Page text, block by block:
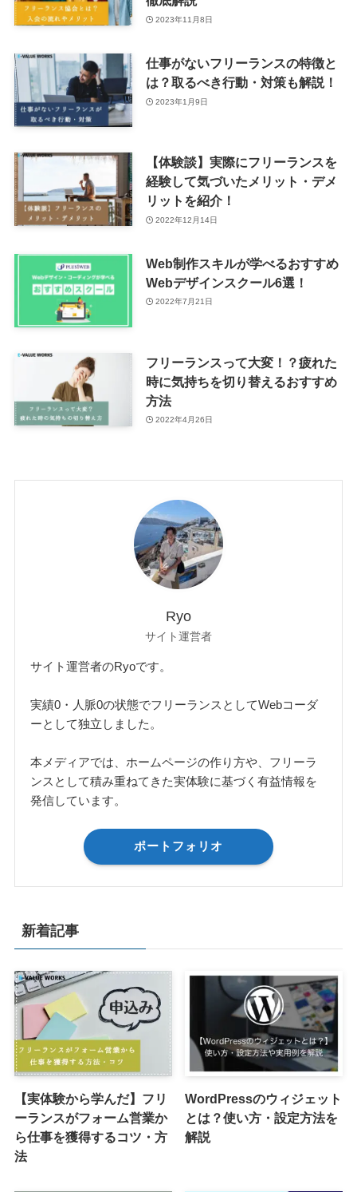
2023年11月8日
仕事がないフリーランスの特徴と
は？取るべき行動・対策も解説！
2023年1月9日
【体験談】実際にフリーランスを
経験して気づいたメリット・デメ
リットを紹介！
2022年12月14日
Web制作スキルが学べるおすすめ
Webデザインスクール6選！
2022年7月21日
フリーランスって大変！？疲れた
時に気持ちを切り替えるおすすめ
方法
2022年4月26日
Ryo
サイト運営者
サイト運営者のRyoです。
実績0・人脈0の状態でフリーランスとしてWebコーダ
ーとして独立しました。
本メディアでは、ホームページの作り方や、フリーラ
ンスとして積み重ねてきた実体験に基づく有益情報を
発信しています。
ポートフォリオ
新着記事
【実体験から学んだ】フリ
ーランスがフォーム営業か
ら仕事を獲得するコツ・方
法
WordPressのウィジェット
とは？使い方・設定方法を
解説